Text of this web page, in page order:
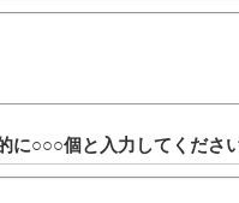
に○○○個と入力してくださ